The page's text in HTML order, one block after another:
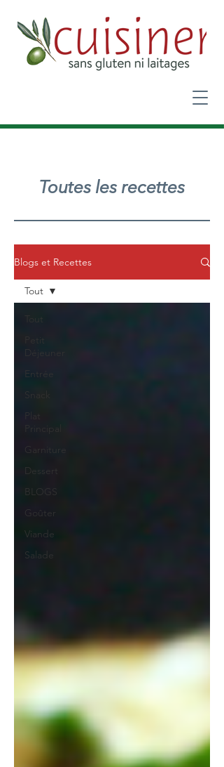
Toutes les recettes
Blogs et Recettes
Tout
Déjeuner
Entrée
Snack
Plat
Principal
Garniture
Dessert
BLOGS
Goûter
Viande
Salade
Tout